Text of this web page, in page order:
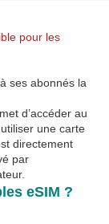
pour les
ses abonnés la
d’accéder au
une carte
directement
par
eSIM ?